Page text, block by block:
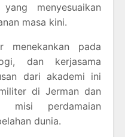
menyesuaikan
masa kini.
menekankan pada
dan kerjasama
dari akademi ini
di Jerman dan
misi perdamaian
dunia.